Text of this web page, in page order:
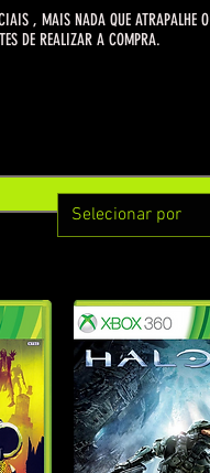
, MAIS NADA QUE ATRAPALHE O
DE REALIZAR A COMPRA.
Selecionar por